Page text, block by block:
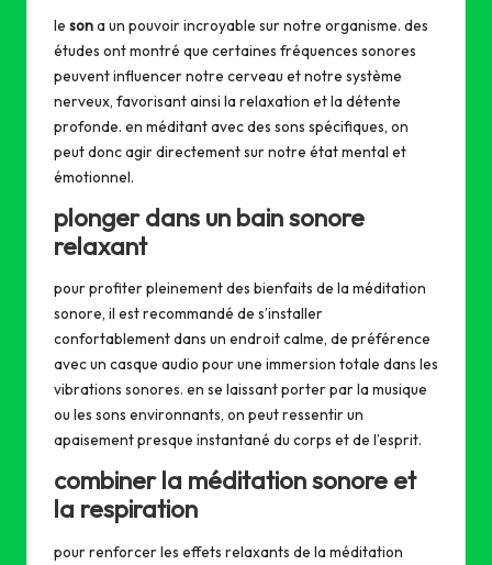
le sona un pouvoir incroyable sur notre organisme. des
études ont montré que certaines fréquences sonores
peuvent influencer notre cerveau et notre système
nerveux, favorisant ainsi la relaxation et la détente
profonde. en méditant avec des sons spécifiques, on
peut donc agir directement sur notre état mental et
émotionnel.
plonger dans un bain sonore
relaxant
pour profiter pleinement des bienfaits de la méditation
sonore, il est recommandé de s’installer
confortablement dans un endroit calme, de préférence
avec un casque audio pour une immersion totale dans les
vibrations sonores. en se laissant porter par la musique
ou les sons environnants, on peut ressentir un
apaisement presque instantané du corps et de l’esprit.
combiner la méditation sonore et
la respiration
pour renforcer les effets relaxants de la méditation